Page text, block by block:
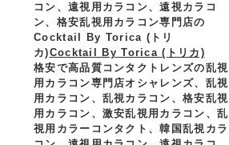
コン、遠視用カラコン、遠視カラコ
ン、格安乱視用カラコン専門店の
Cocktail By Torica (トリ
カ)Cocktail By Torica (トリカ)
格安で高品質コンタクトレンズの乱視
用カラコン専門店オシャレンズ、乱視
用カラコン、乱視カラコン、格安乱視
用カラコン、激安乱視用カラコン、乱
視用カラーコンタクト、韓国乱視カラ